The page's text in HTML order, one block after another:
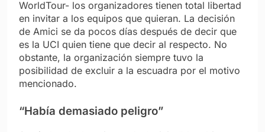
WorldTour- los organizadores tienen total libertad
en invitar a los equipos que quieran. La decisión
de Amici se da pocos días después de decir que
es la UCI quien tiene que decir al respecto. No
obstante, la organización siempre tuvo la
posibilidad de excluir a la escuadra por el motivo
mencionado.
“Había demasiado peligro”